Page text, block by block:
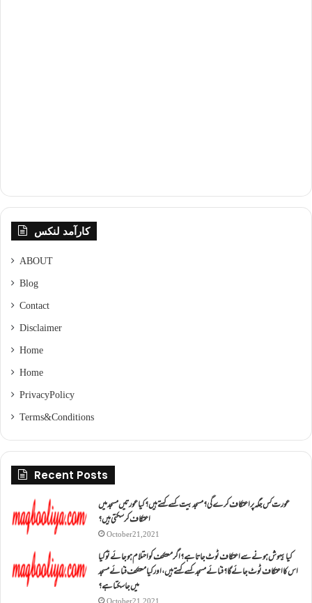
کارآمد لنکس
ABOUT
Blog
Contact
Disclaimer
Home
Home
Privacy Policy
Terms & Conditions
Recent Posts
عورت کس جگہ پر اعتکاف کرے گی؟مسجد بیت کسے کہتے ہیں؟کیا عورتیں مسجد میں
اعتکاف کر سکتی ہیں؟
October 21, 2021
کیا بیہوش ہونے سے اعتکاف ٹوٹ جاتا ہے؟ اگر معتکف کو احتلام ہو جائے تو کیا
اس کا اعتکاف ٹوٹ جائے گا؟فنائے مسجد کسے کہتے ہیں ، اور کیا معتکف فنائے مسجد
میں جا سکتا ہے؟